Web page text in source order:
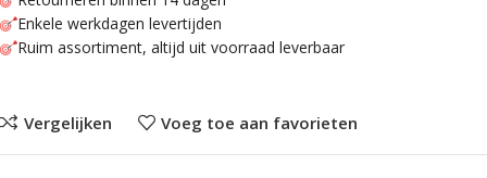
Enkele werkdagen levertijden
Ruim assortiment, altijd uit voorraad leverbaar
Vergelijken Voeg toe aan favorieten